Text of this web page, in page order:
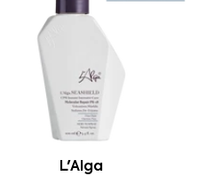
L'Alga